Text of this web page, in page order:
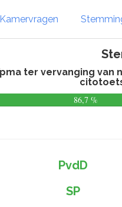
Kamervragen
ter vervanging
86,7 %
PvdD
SP